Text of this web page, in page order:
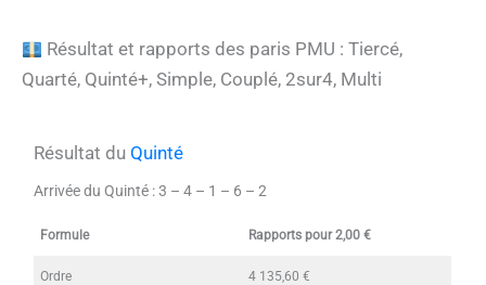
Résultat et rapports des paris PMU : Tiercé,
Quarté, Quinté+, Simple, Couplé, 2sur4, Multi
Résultat du Quinté
Arrivée du Quinté : 3 – 4 – 1 – 6 – 2
Formule Rapports pour 2,00 €
Ordre 4 135,60 €